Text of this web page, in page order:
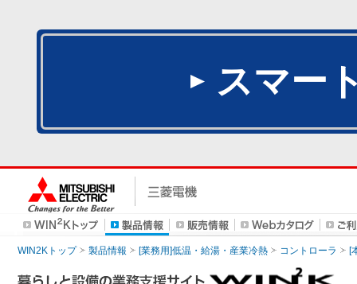
スマー
WIN2Kトップ 製品情報 [業務用]低温・給湯・産業冷熱 コントローラ [